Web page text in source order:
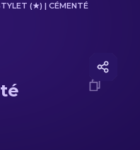
(★) | CÉMENTÉ